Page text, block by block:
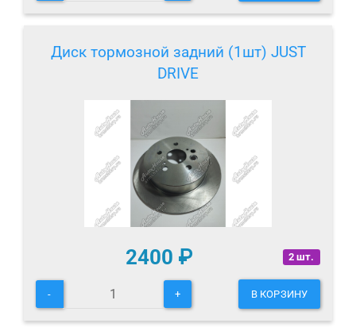
Диск тормозной задний (1шт) JUST
DRIVE
2 шт.
2400 ₽
- + В КОРЗИНУ